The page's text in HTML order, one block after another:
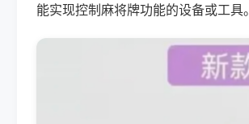
能实现控制麻将牌功能的设备或工具。